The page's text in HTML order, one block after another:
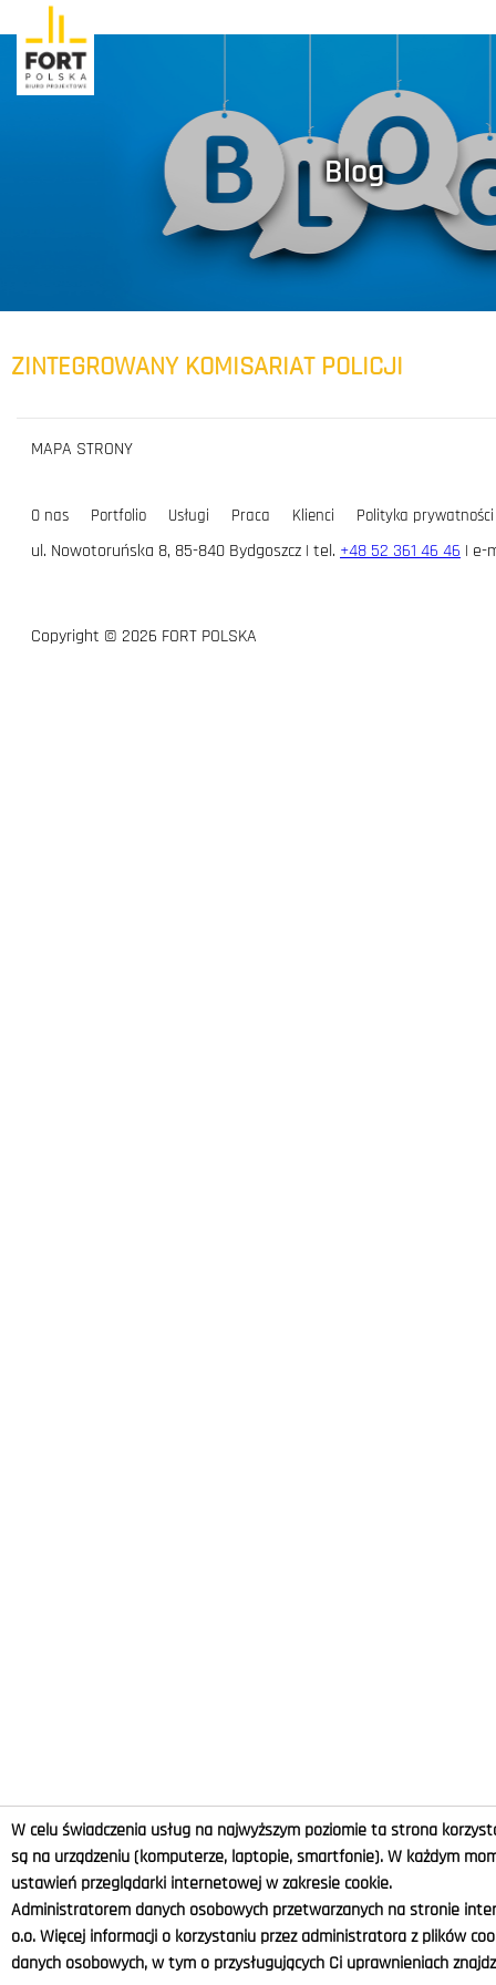
Blog
ZINTEGROWANY KOMISARIAT POLICJI
MAPA STRONY
O nas Portfolio Usługi Praca Klienci
Polityka prywatności
ul. Nowotoruńska 8, 85-840 Bydgoszcz | tel. +48 52 361 46 46 | e-
Copyright © 2026 FORT POLSKA
W celu świadczenia usług na najwyższym poziomie ta strona
są na urządzeniu (komputerze, laptopie, smartfonie). W każdym
ustawień przeglądarki internetowej w zakresie cookie.
Administratorem danych osobowych przetwarzanych na stronie
o.o. Więcej informacji o korzystaniu przez administratora z plików
danych osobowych, w tym o przysługujących Ci uprawnieniach